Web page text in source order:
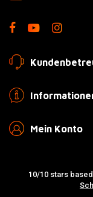
Mein Konto
10/10 stars